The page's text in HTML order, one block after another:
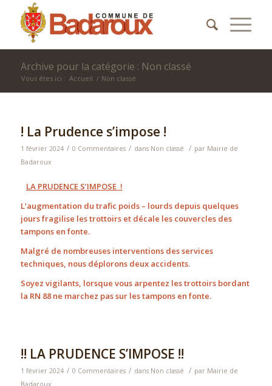
Archive pour la catégorie : Non classé
Vous êtes ici : Accueil / Non classé
! La Prudence s’impose !
1 février 2024 / 0 Commentaires / dans Non classé / par Mairie de
Badaroux
LA PRUDENCE S’IMPOSE !
L’augmentation du trafic poids – lourds depuis quelques
jours fragilise les trottoirs et décale les couvercles des
tampons en fonte.
Malgré de nombreuses interventions des services
techniques, nous déplorons deux accidents.
Soyez vigilants, lorsque vous arpentez les trottoirs bordant
la RN 88 ne marchez pas sur les tampons en fonte.
!! LA PRUDENCE S’IMPOSE !!
1 février 2024 / 0 Commentaires / dans Non classé / par Mairie de